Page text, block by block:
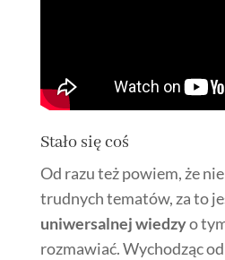
Stało się coś
Od razu też powiem, że
trudnych tematów, za to
uniwersalnej wiedzyo
rozmawiać. Wychodząc